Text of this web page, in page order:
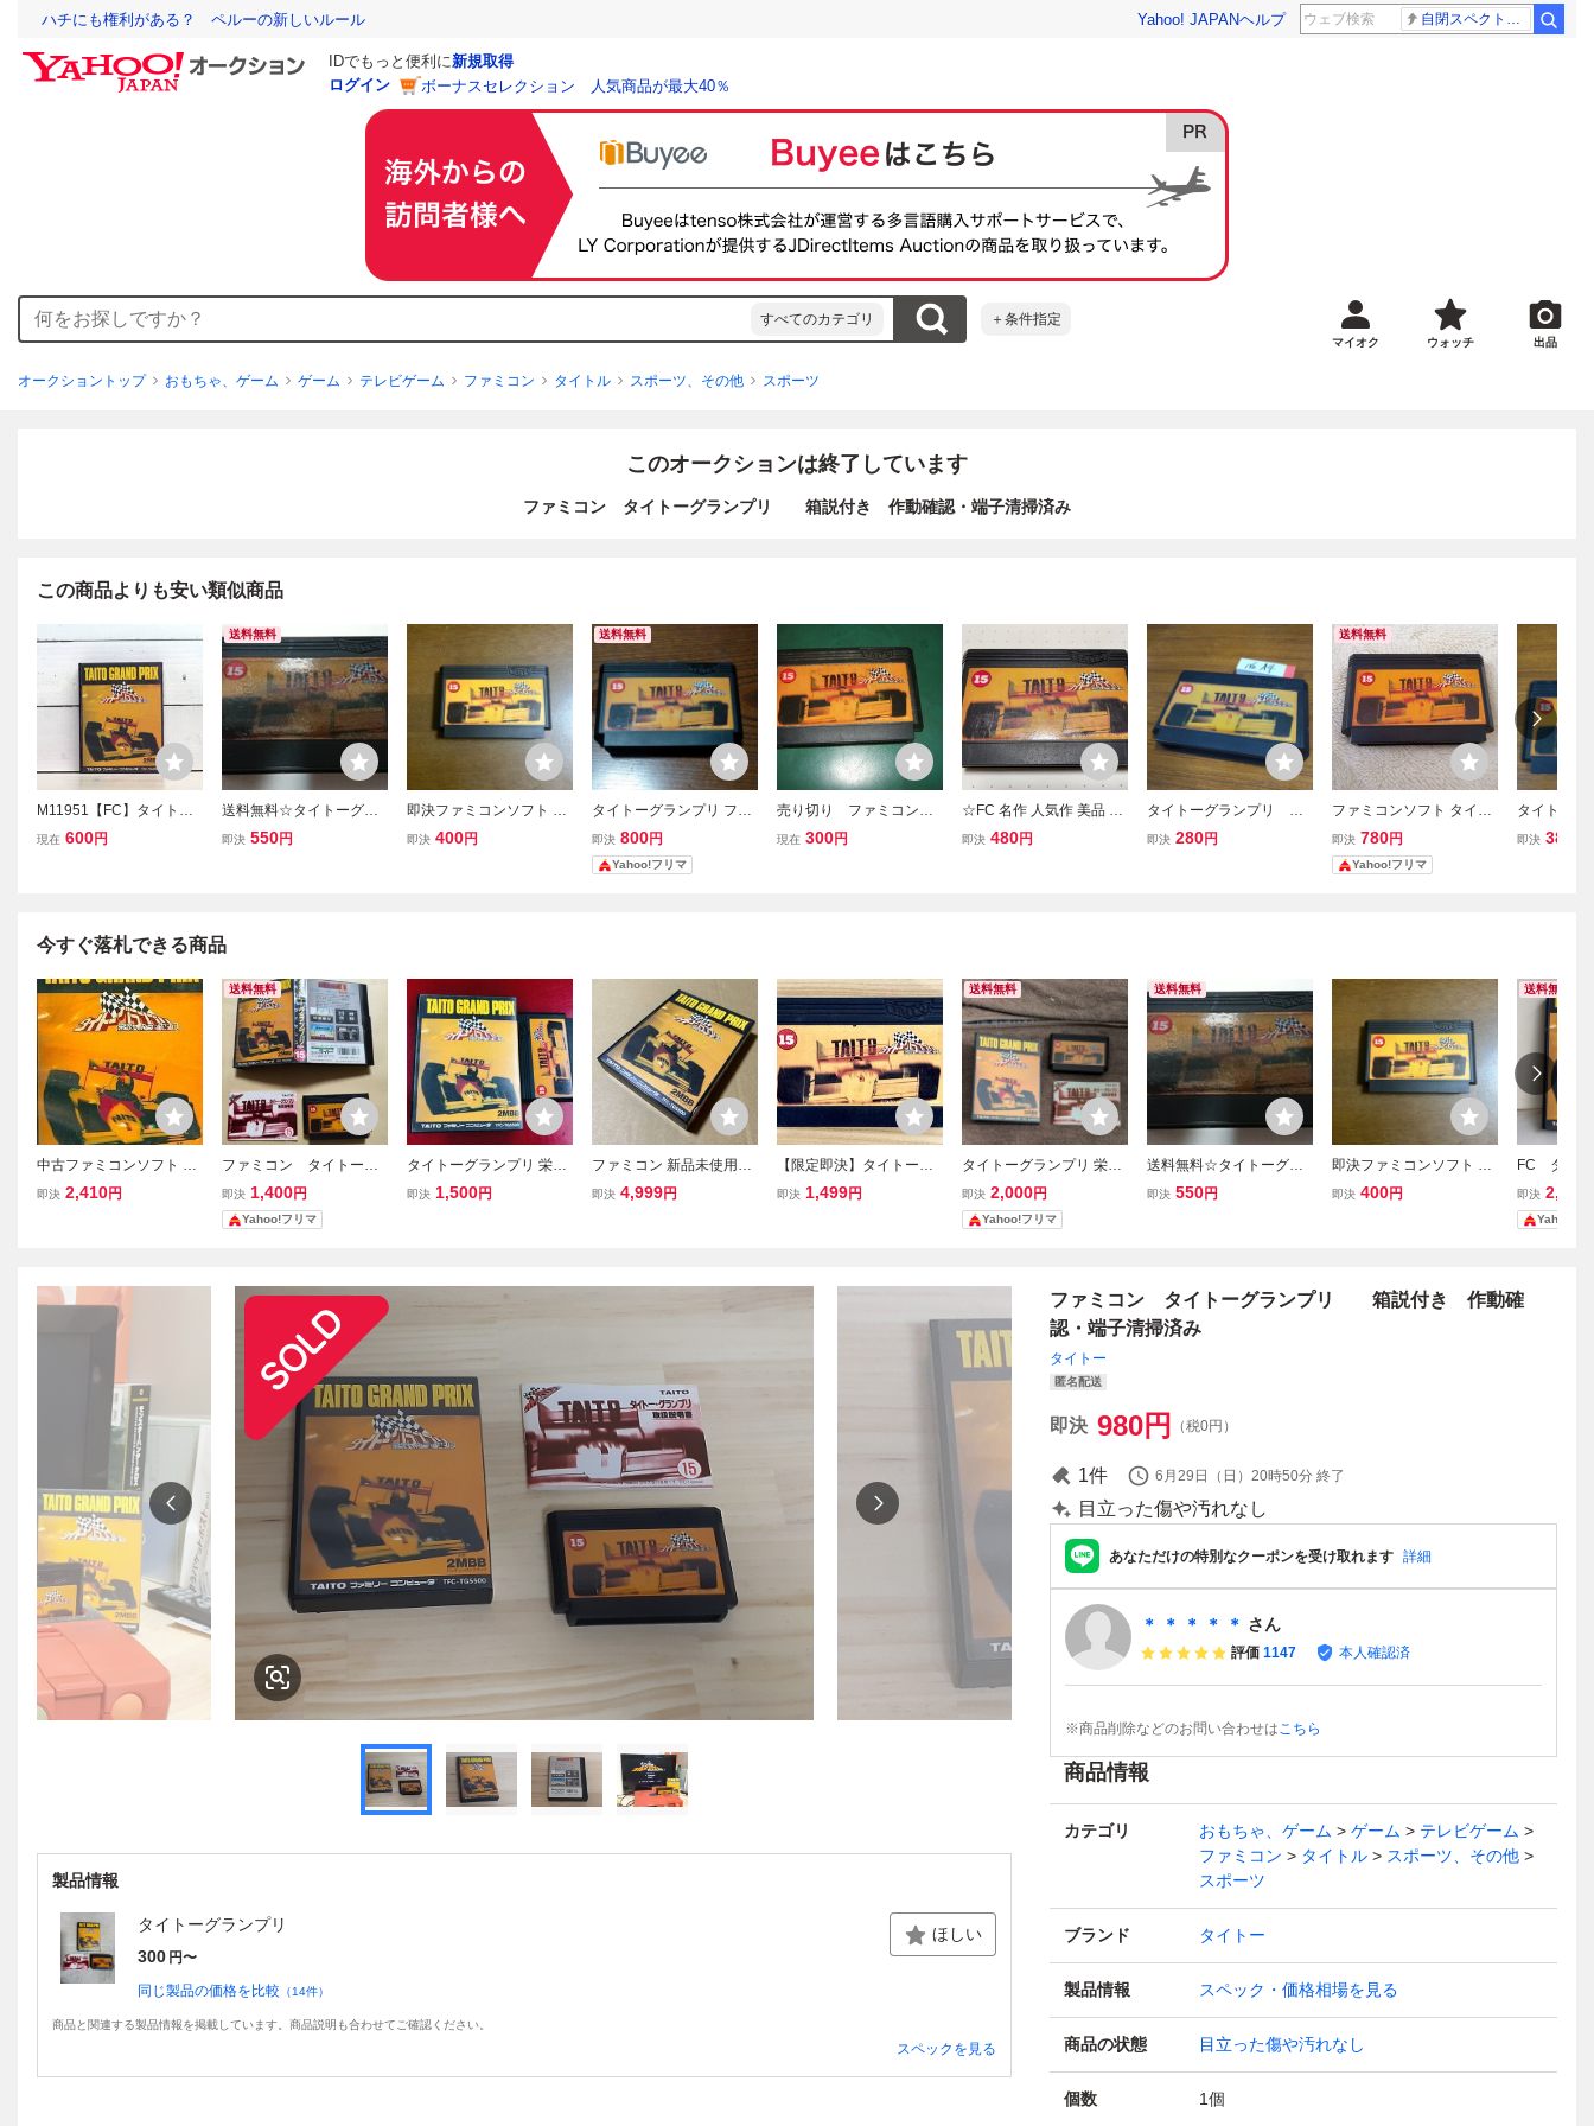
ハチにも権利がある？ ペルーの新しいルール Yahoo! JAPANヘルプ 自閉スペクトラム症
IDでもっと便利に新規取得
ログイン
ボーナスセレクション 人気商品が最大40％
すべてのカテゴリ ＋条件指定
マイオク ウォッチ 出品
オークショントップ おもちゃ、ゲーム ゲーム テレビゲーム ファミコン タイトル スポーツ、その他 スポーツ
このオークションは終了しています
ファミコン タイトーグランプリ 箱説付き 作動確認・端子清掃済み
この商品よりも安い類似商品
M11951【FC】タイトー
グランプリ 栄光のライセ
現在 600円
送料無料
送料無料☆タイトーグラ
ンプリ☆ファミコンソフ
即決 550円
即決ファミコンソフト タ
イトーグランプリ 栄光へ
即決 400円
送料無料
タイトーグランプリ ファ
ミコン FC TAITO Nintend
o
即決 800円
Yahoo!フリマ
売り切り ファミコンソ
フト タイトーグランプ
現在 300円
☆FC 名作 人気作 美品 TA
ITO GRAND-PRIX タイト
即決 480円
タイトーグランプリ フ
ァミコン FCナナリス
即決 280円
送料無料
ファミコンソフト タイト
ーグランプリ TAITO F1 R
ACE
即決 780円
Yahoo!フリマ
タイトー
ァミコン
即決 380
今すぐ落札できる商品
中古ファミコンソフト タ
イトーグランプリ
即決 2,410円
送料無料
ファミコン タイトーグ
ランプリ
即決 1,400円
Yahoo!フリマ
タイトーグランプリ 栄光
へのライセンス 箱付き 同
即決 1,500円
ファミコン 新品未使用未
開封 タイトーグランプ
即決 4,999円
【限定即決】タイトーグ
ランプリ 栄光へのライセ
即決 1,499円
送料無料
タイトーグランプリ 栄光
へのライセンス
即決 2,000円
Yahoo!フリマ
送料無料
送料無料☆タイトーグラ
ンプリ☆ファミコンソフ
即決 550円
即決ファミコンソフト タ
イトーグランプリ 栄光へ
即決 400円
送料無料
FC タイト
リ 箱説
即決 2,500
Yahoo!フ
製品情報
タイトーグランプリ
300 円〜
同じ製品の価格を比較 （14件）
ほしい
商品と関連する製品情報を掲載しています。商品説明も合わせてご確認ください。
スペックを見る
ファミコン タイトーグランプリ 箱説付き 作動確
認・端子清掃済み
タイトー
匿名配送
即決 980円 （税0円）
1件 6月29日（日）20時50分 終了
目立った傷や汚れなし
あなただけの特別なクーポンを受け取れます 詳細
＊ ＊ ＊ ＊ ＊ さん
評価 1147 本人確認済
※商品削除などのお問い合わせはこちら
商品情報
カテゴリ おもちゃ、ゲーム ゲーム
テレビゲーム
ファミコン
タイトル
スポーツ、その他
スポーツ
ブランド タイトー
製品情報 スペック・価格相場を見る
商品の状態 目立った傷や汚れなし
個数 1個